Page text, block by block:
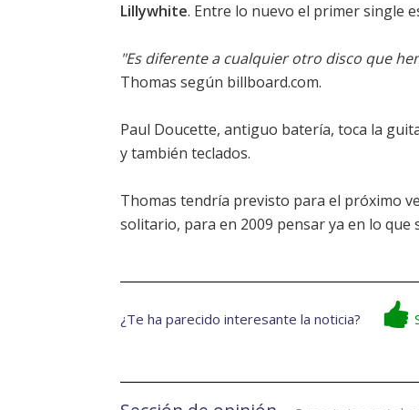
Lillywhite. Entre lo nuevo el primer single
"Es diferente a cualquier otro disco que
Thomas según billboard.com.
Paul Doucette, antiguo batería, toca la
y también teclados.
Thomas tendría previsto para el próximo
solitario, para en 2009 pensar ya en lo
¿Te ha parecido interesante la noticia?